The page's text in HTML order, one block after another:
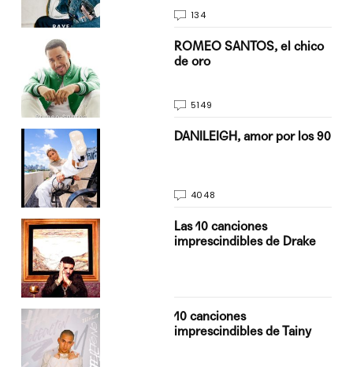
134
ROMEO SANTOS, el chico
de oro
5149
DANILEIGH, amor por los 90
4048
Las 10 canciones
imprescindibles de Drake
10 canciones
imprescindibles de Tainy